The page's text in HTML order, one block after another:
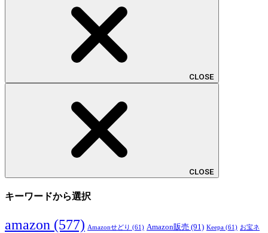
CLOSE
CLOSE
キーワードから選択
amazon (577) Amazonせどり (61) Amazon販売 (91) Keepa (61) お宝ネ